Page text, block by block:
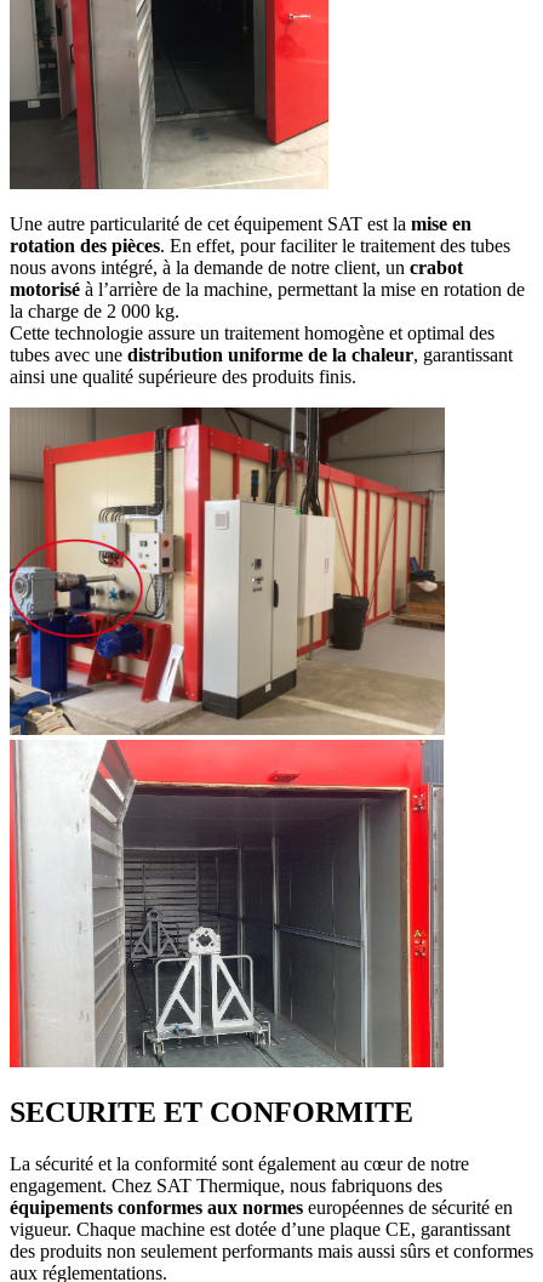
Une autre particularité de cet équipement SAT est la mise en
rotation des pièces. En effet, pour faciliter le traitement des tubes
nous avons intégré, à la demande de notre client, un crabot
motorisé à l’arrière de la machine, permettant la mise en rotation de
la charge de 2 000 kg.
Cette technologie assure un traitement homogène et optimal des
tubes avec une distribution uniforme de la chaleur, garantissant
ainsi une qualité supérieure des produits finis.
SECURITE ET CONFORMITE
La sécurité et la conformité sont également au cœur de notre
engagement. Chez SAT Thermique, nous fabriquons des
équipements conformes aux normes européennes de sécurité en
vigueur. Chaque machine est dotée d’une plaque CE, garantissant
des produits non seulement performants mais aussi sûrs et conformes
aux réglementations.